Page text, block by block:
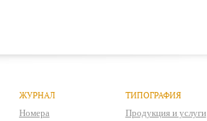
ЖУРНАЛ
Номера
ТИПОГРАФИЯ
Продукция и услуги